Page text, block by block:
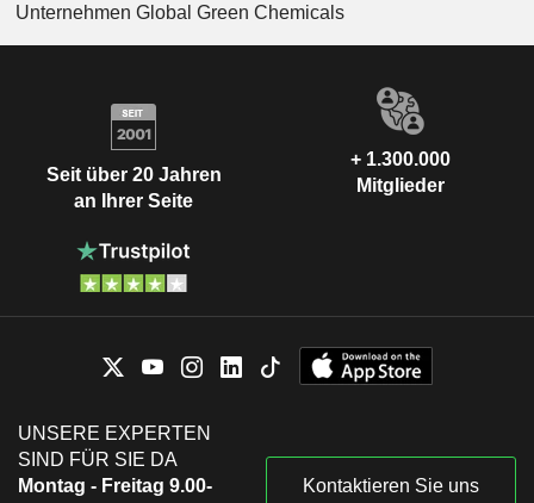
Unternehmen Global Green Chemicals
Seit über 20 Jahren
an Ihrer Seite
+ 1.300.000
Mitglieder
UNSERE EXPERTEN
SIND FÜR SIE DA
Montag - Freitag 9.00-
Kontaktieren Sie uns